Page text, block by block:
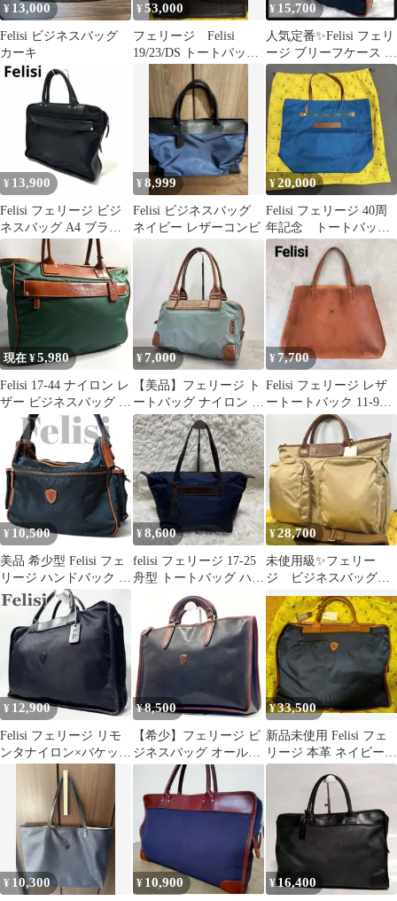
¥ 13,000
Felisi ビジネスバッグ
カーキ
¥53,000
フェリージ Felisi
19/23/DS トートバッグ
ブラック 新品未使用
¥ 15,700
人気定番✨Felisi フェリ
ージ ブリーフケース ナ
イロン レザー 入手困難
¥ 13,900
Felisi フェリージ ビジ
ネスバッグ A4 ブラッ
ク レザーナイロン
¥8,999
Felisi ビジネスバッグ
ネイビー レザーコンビ
¥20,000
Felisi フェリージ 40周
年記念 トートバッグ
ブルー 限定品
現在 ¥5,980
Felisi 17-44 ナイロン レ
ザー ビジネスバッグ グ
リーン
¥7,000
【美品】フェリージ ト
ートバッグ ナイロン レ
ザー ブランドロゴ
¥ 7,700
Felisi フェリージ レザ
ートートバック 11-91
大容量 A4収納可能
¥ 10,500
美品 希少型 Felisi フェ
リージ ハンドバック シ
ョルダーバック 2way
¥8,600
felisi フェリージ 17-25
舟型 トートバッグ ハン
ドバッグ ネイビー
¥28,700
未使用級✨フェリー
ジ ビジネスバッグ
2way 05-54
¥ 12,900
Felisi フェリージ リモ
ンタナイロン×バケッタ
レザー ビジネスバッグ
¥8,500
【希少】フェリージ ビ
ジネスバッグ オールレ
ザー ブラック A4収納
可 9841
¥33,500
新品未使用 Felisi フェ
リージ 本革 ネイビー
ビジネスバッグ
¥ 10,300 ¥ 10,900 ¥ 16,400